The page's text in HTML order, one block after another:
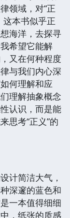
领域，对“正
这本书似乎正
海洋，去探寻
希望它能解
又在何种程度
与我们内心深
何理解和应
理解抽象概念
认识，而是能
思考“正义”的
计简洁大气，
深邃的蓝色和
一本值得细细
，纸张的质感